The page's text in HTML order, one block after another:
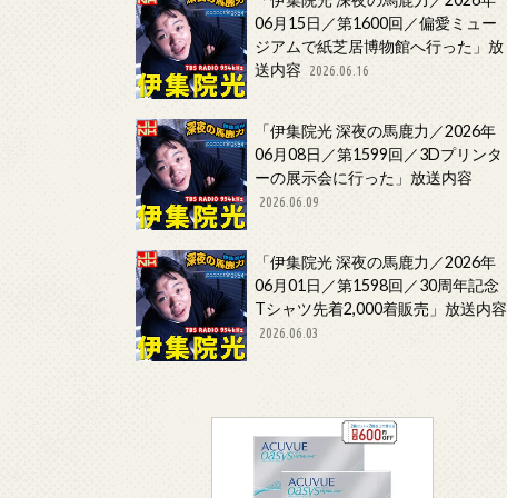
06月15日／第1600回／偏愛ミュー
ジアムで紙芝居博物館へ行った」放
送内容
2026.06.16
「伊集院光 深夜の馬鹿力／2026年
06月08日／第1599回／3Dプリンタ
ーの展示会に行った」放送内容
2026.06.09
「伊集院光 深夜の馬鹿力／2026年
06月01日／第1598回／30周年記念
Tシャツ先着2,000着販売」放送内容
2026.06.03